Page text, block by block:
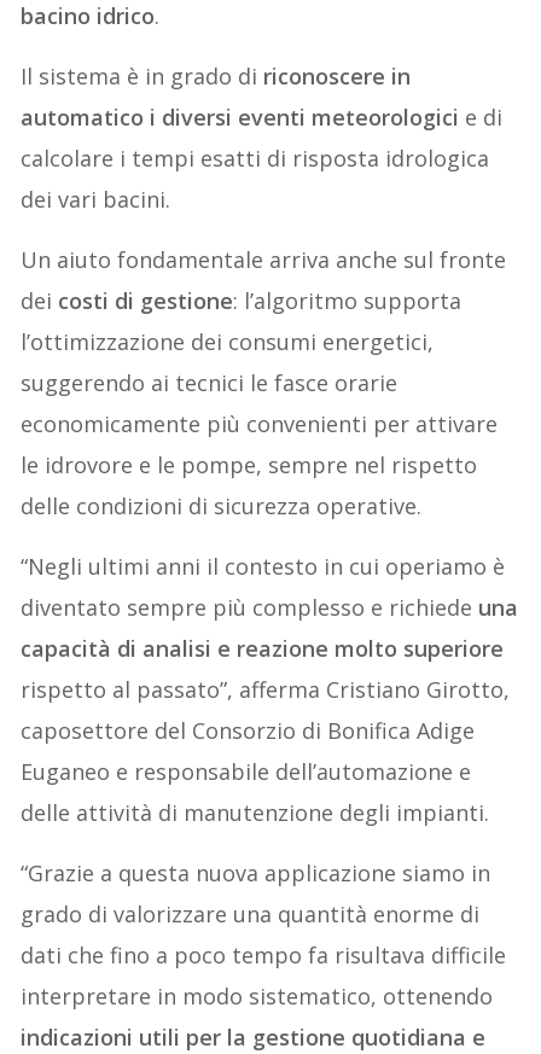
bacino idrico.
Il sistema è in grado di riconoscere in
automatico i diversi eventi meteorologici e di
calcolare i tempi esatti di risposta idrologica
dei vari bacini.
Un aiuto fondamentale arriva anche sul fronte
dei costi di gestione: l’algoritmo supporta
l’ottimizzazione dei consumi energetici,
suggerendo ai tecnici le fasce orarie
economicamente più convenienti per attivare
le idrovore e le pompe, sempre nel rispetto
delle condizioni di sicurezza operative.
“Negli ultimi anni il contesto in cui operiamo è
diventato sempre più complesso e richiede una
capacità di analisi e reazione molto superiore
rispetto al passato”, afferma Cristiano Girotto,
caposettore del Consorzio di Bonifica Adige
Euganeo e responsabile dell’automazione e
delle attività di manutenzione degli impianti.
“Grazie a questa nuova applicazione siamo in
grado di valorizzare una quantità enorme di
dati che fino a poco tempo fa risultava difficile
interpretare in modo sistematico, ottenendo
indicazioni utili per la gestione quotidiana e